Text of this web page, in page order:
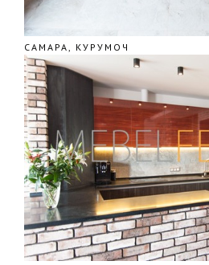
САМАРА, КУРУМОЧ